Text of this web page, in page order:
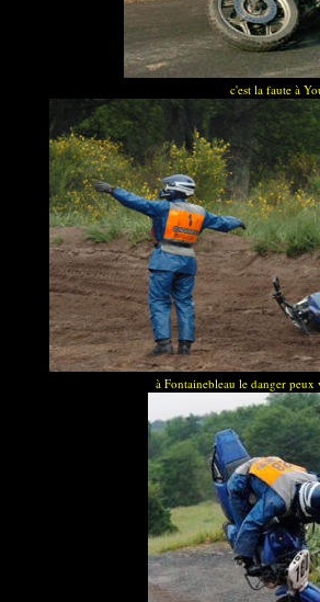
c'est la faute à
à Fontainebleau le danger peux